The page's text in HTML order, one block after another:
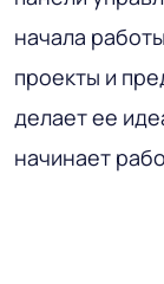
начала
проекты и
делает ее
начинает